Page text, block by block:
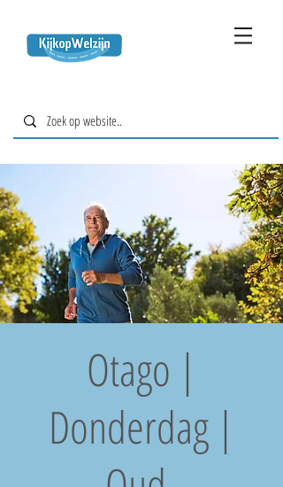
Otago |
Donderdag |